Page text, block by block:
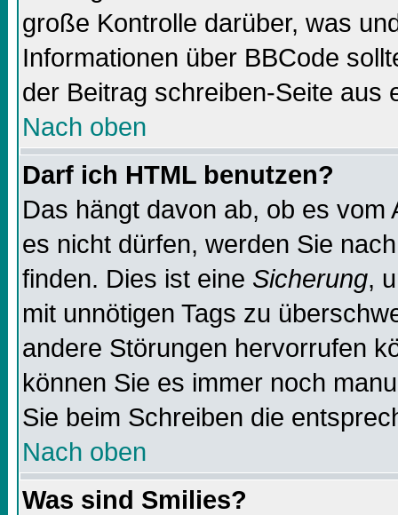
große Kontrolle darüber, was
Informationen über BBCode
der Beitrag schreiben-Seite aus
Nach oben
Darf ich HTML benutzen?
Das hängt davon ab, ob es
es nicht dürfen, werden Sie
finden. Dies ist eine Sicherung,
mit unnötigen Tags zu
andere Störungen hervorrufen
können Sie es immer noch
Sie beim Schreiben die
Nach oben
Was sind Smilies?